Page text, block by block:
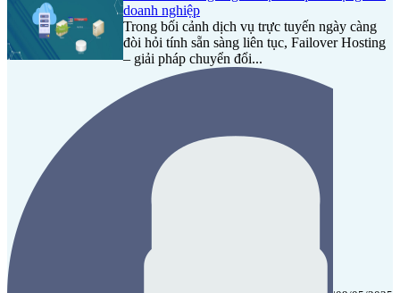
doanh nghiệp
Trong bối cảnh dịch vụ trực tuyến ngày càng
đòi hỏi tính sẵn sàng liên tục, Failover Hosting
– giải pháp chuyển đổi...